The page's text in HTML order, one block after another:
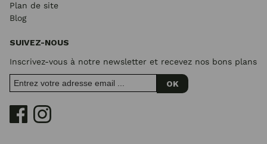
Plan de site
Blog
SUIVEZ-NOUS
Inscrivez-vous à notre newsletter et recevez nos bons plans
OK